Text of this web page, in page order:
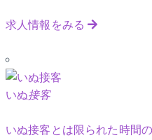
求人情報をみる
いぬ接客
いぬ接客とは限られた時間